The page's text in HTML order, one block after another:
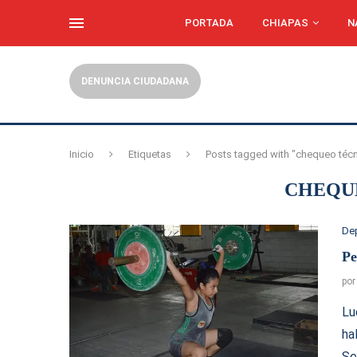
PORTADA CHIAPAS
DENUNCIA CIUDADANA
Inicio Etiquetas Posts tagged with "chequeo
por